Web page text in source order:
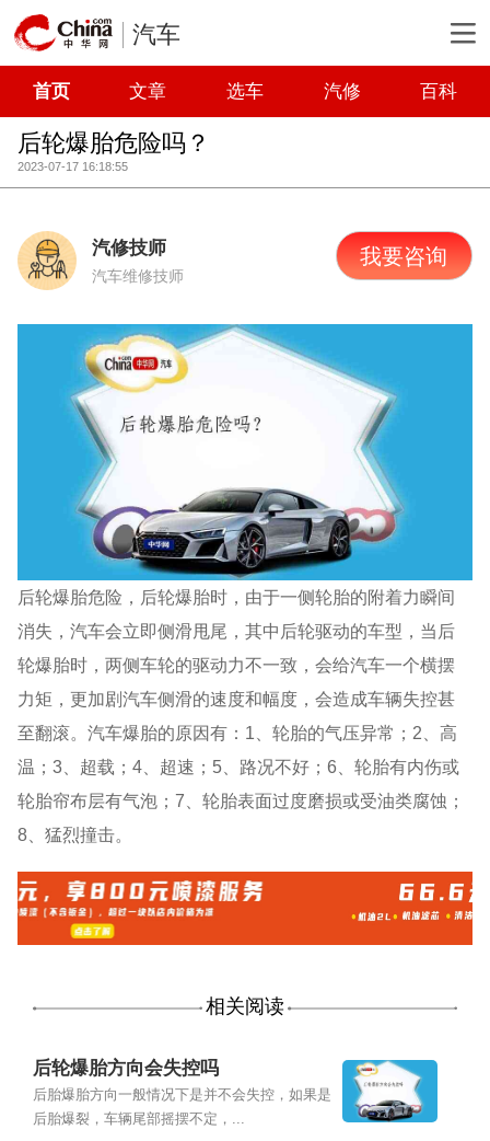
汽车
首页 文章 选车 汽修 百科
后轮爆胎危险吗？
2023-07-17 16:18:55
汽修技师
汽车维修技师
我要咨询
后轮爆胎危险，后轮爆胎时，由于一侧轮胎的附着力瞬间
消失，汽车会立即侧滑甩尾，其中后轮驱动的车型，当后
轮爆胎时，两侧车轮的驱动力不一致，会给汽车一个横摆
力矩，更加剧汽车侧滑的速度和幅度，会造成车辆失控甚
至翻滚。汽车爆胎的原因有：1、轮胎的气压异常；2、高
温；3、超载；4、超速；5、路况不好；6、轮胎有内伤或
轮胎帘布层有气泡；7、轮胎表面过度磨损或受油类腐蚀；
8、猛烈撞击。
相关阅读
后轮爆胎方向会失控吗
后胎爆胎方向一般情况下是并不会失控，如果是
后胎爆裂，车辆尾部摇摆不定，...